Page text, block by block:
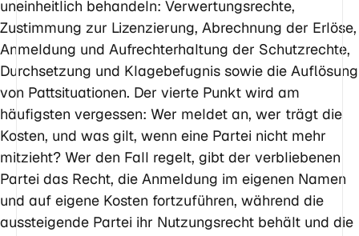
uneinheitlich behandeln: Verwertungsrechte,
Zustimmung zur Lizenzierung, Abrechnung der Erlöse,
Anmeldung und Aufrechterhaltung der Schutzrechte,
Durchsetzung und Klagebefugnis sowie die Auflösung
von Pattsituationen. Der vierte Punkt wird am
häufigsten vergessen: Wer meldet an, wer trägt die
Kosten, und was gilt, wenn eine Partei nicht mehr
mitzieht? Wer den Fall regelt, gibt der verbliebenen
Partei das Recht, die Anmeldung im eigenen Namen
und auf eigene Kosten fortzuführen, während die
aussteigende Partei ihr Nutzungsrecht behält und die